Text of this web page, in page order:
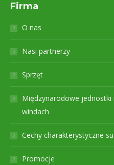
Firma
O nas
Nasi partnerzy
Sprzęt
Międzynarodowe
windach
Cechy charakterystyczne
Promocje